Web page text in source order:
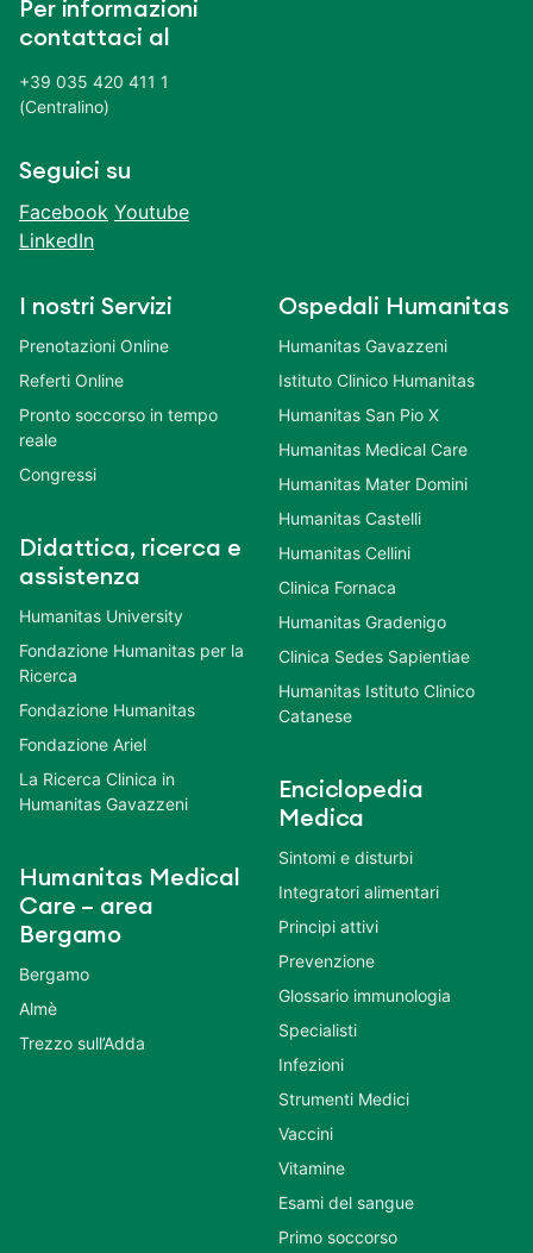
Per informazioni
contattaci al
+39 035 420 411 1
(Centralino)
Seguici su
Facebook Youtube
LinkedIn
I nostri Servizi
Prenotazioni Online
Referti Online
Pronto soccorso in tempo
reale
Congressi
Didattica, ricerca e
assistenza
Humanitas University
Fondazione Humanitas per la
Ricerca
Fondazione Humanitas
Fondazione Ariel
La Ricerca Clinica in
Humanitas Gavazzeni
Humanitas Medical
Care – area
Bergamo
Bergamo
Almè
Trezzo sull’Adda
Ospedali Humanitas
Humanitas Gavazzeni
Istituto Clinico Humanitas
Humanitas San Pio X
Humanitas Medical Care
Humanitas Mater Domini
Humanitas Castelli
Humanitas Cellini
Clinica Fornaca
Humanitas Gradenigo
Clinica Sedes Sapientiae
Humanitas Istituto Clinico
Catanese
Enciclopedia
Medica
Sintomi e disturbi
Integratori alimentari
Principi attivi
Prevenzione
Glossario immunologia
Specialisti
Infezioni
Strumenti Medici
Vaccini
Vitamine
Esami del sangue
Primo soccorso